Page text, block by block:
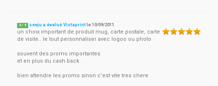
5 / 5 sevju a évalué Vistaprint le10/09/2011
un choix important de produit mug, carte postale, carte
de visite.. le tout personnaliser avec logoo ou photo
souvent des promo importantes
et en plus du cash back
bien attendre les promo sinon c’est vite tres chere